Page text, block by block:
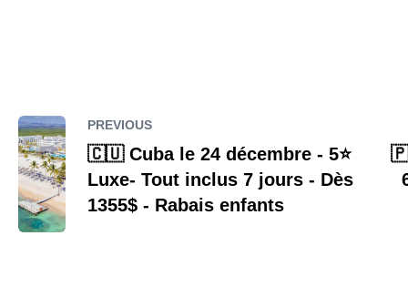
PREVIOUS
🇨🇺 Cuba le 24 décembre - 5⭐️
Luxe- Tout inclus 7 jours - Dès
1355$ - Rabais enfants